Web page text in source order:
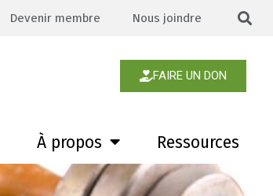
Devenir membre Nous joindre
FAIRE UN DON
À propos Ressources